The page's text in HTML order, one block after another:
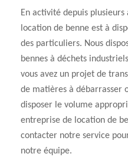
En activité depuis
location de benne est à
des particuliers. Nous
bennes à déchets
vous avez un projet de
de matières à débarrasser
disposer le volume
entreprise de location de
contacter notre service
notre équipe.